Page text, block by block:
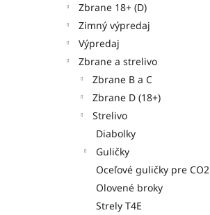
Zbrane 18+ (D)
Zimný výpredaj
Výpredaj
Zbrane a strelivo
Zbrane B a C
Zbrane D (18+)
Strelivo
Diabolky
Guličky
Oceľové guličky pre CO2
Olovené broky
Strely T4E